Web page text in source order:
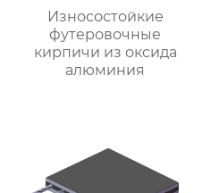
Износостойкие
футеровочные
кирпичи из оксида
алюминия